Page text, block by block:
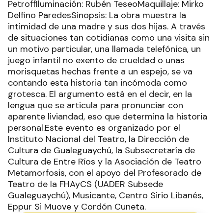
PetroffIluminación: Rubén TeseoMaquillaje: Mirko
Delfino ParedesSinopsis: La obra muestra la
intimidad de una madre y sus dos hijas. A través
de situaciones tan cotidianas como una visita sin
un motivo particular, una llamada telefónica, un
juego infantil no exento de crueldad o unas
morisquetas hechas frente a un espejo, se va
contando esta historia tan incómoda como
grotesca. El argumento está en el decir, en la
lengua que se articula para pronunciar con
aparente liviandad, eso que determina la historia
personal.Este evento es organizado por el
Instituto Nacional del Teatro, la Dirección de
Cultura de Gualeguaychú, la Subsecretaría de
Cultura de Entre Ríos y la Asociación de Teatro
Metamorfosis, con el apoyo del Profesorado de
Teatro de la FHAyCS (UADER Subsede
Gualeguaychú), Musicante, Centro Sirio Libanés,
Eppur Si Muove y Cordón Cuneta.